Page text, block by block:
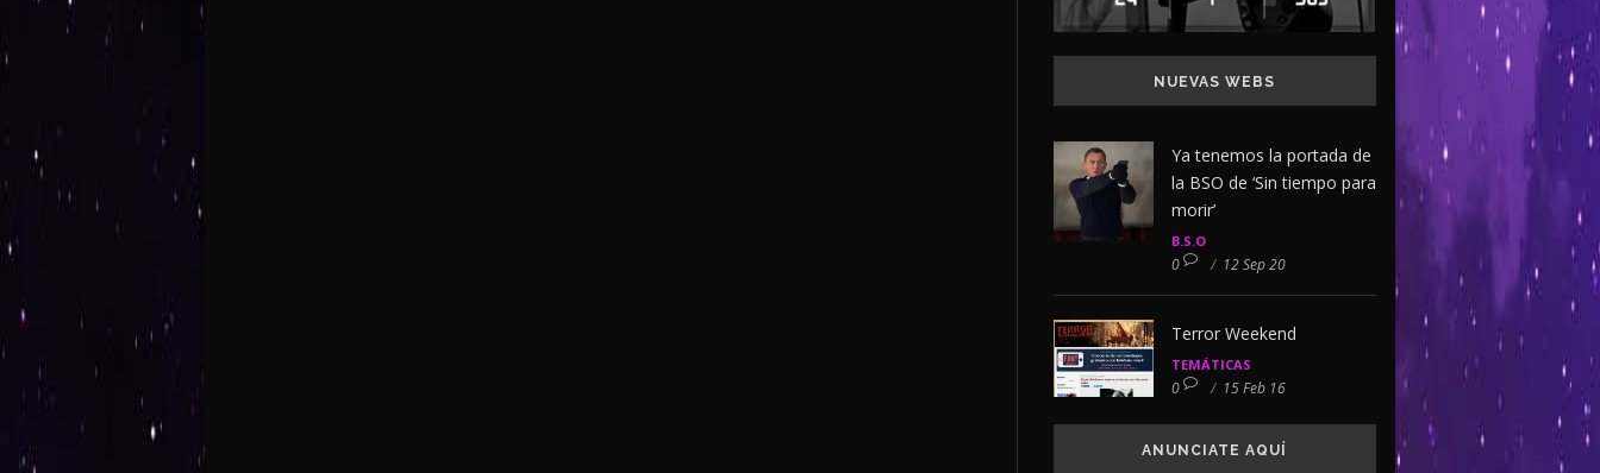
NUEVAS WEBS
Ya tenemos la portada de
la BSO de ‘Sin tiempo para
morir’
B.S.O
0 / 12 Sep 20
Terror Weekend
TEMÁTICAS
0 / 15 Feb 16
ANUNCIATE AQUÍ